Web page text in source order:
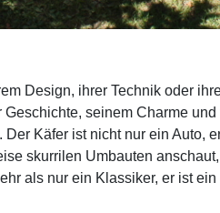
Design, ihrer Technik oder
Geschichte, seinem Charme
Der Käfer ist nicht nur ein Auto,
skurrilen Umbauten
als nur ein Klassiker, er ist